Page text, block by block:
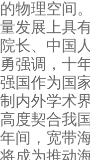
的物理空间
量发展上具
院长、中国
勇强调，十
强国作为国
制内外学术
高度契合我
年间，宽带
将成为推动